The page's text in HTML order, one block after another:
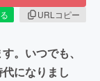
URLコピー
。いつでも、
になりまし